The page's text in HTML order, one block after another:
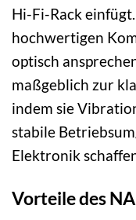
Hi-Fi-Rack
hochwertigen
optisch
maßgeblich zur
indem sie
stabile
Elektronik
Vorteile des